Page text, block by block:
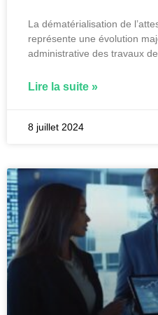
La dématérialisation de
représente une évolution
administrative des travaux
Lire la suite »
8 juillet 2024